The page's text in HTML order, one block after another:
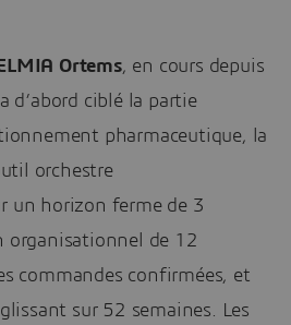
Ortems, en cours depuis
d’abord ciblé la partie
pharmaceutique, la
orchestre
un horizon ferme de 3
organisationnel de 12
commandes confirmées, et
sur 52 semaines. Les